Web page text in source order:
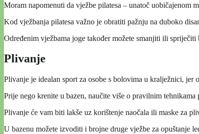
Moram napomenuti da vježbe pilatesa – unatoč uobičajenom
Kod vježbanja pilatesa važno je obratiti pažnju na duboko
Određenim vježbama joge također možete smanjiti ili
Plivanje
Plivanje je idealan sport za osobe s bolovima u kralježnici, jer
Prije nego krenite u bazen, naučite više o pravilnim
Plivanje će vam biti lakše uz korištenje naočala ili maske za
U bazenu možete izvoditi i brojne druge vježbe za opuštanje